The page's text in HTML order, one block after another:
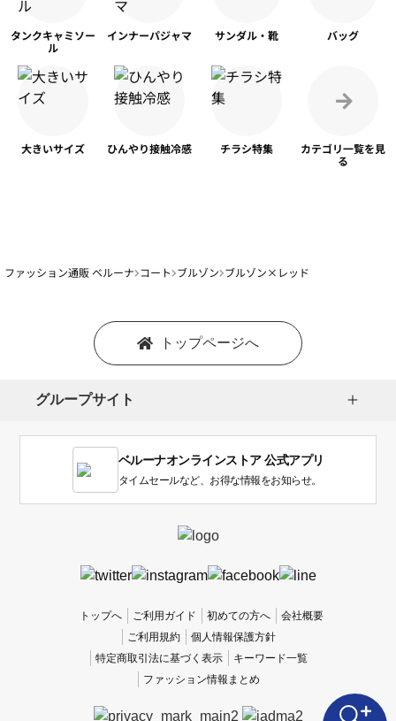
タンクキャミソー
ル
インナーパジャマ サンダル・靴 バッグ
大きいサイズ ひんやり接触冷感 チラシ特集 カテゴリ一覧を見
る
ファッション通販 ベルーナ コート ブルゾン ブルゾン×レッド
トップページへ
グループサイト
ベルーナオンラインストア 公式アプリ
タイムセールなど、お得な情報をお知らせ。
トップへ ご利用ガイド 初めての方へ
会社概要
ご利用規約
個人情報保護方針
特定商取引法に基づく表示
キーワード一覧
ファッション情報まとめ